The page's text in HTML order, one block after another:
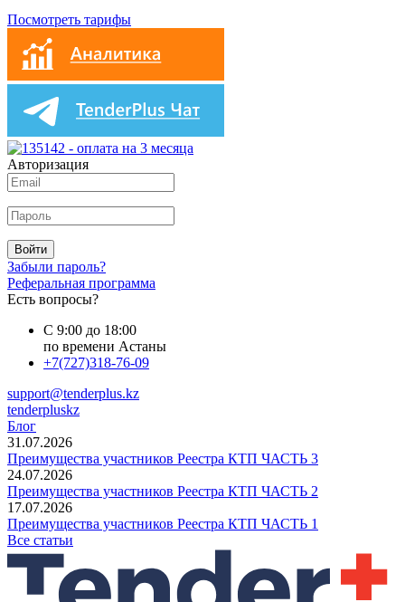
Посмотреть тарифы
Авторизация
Войти
Забыли пароль?
Реферальная программа
Есть вопросы?
С 9:00 до 18:00
по времени Астаны
+7(727)318-76-09
support@tenderplus.kz
tenderpluskz
Блог
31.07.2026
Преимущества участников Реестра КТП ЧАСТЬ 3
24.07.2026
Преимущества участников Реестра КТП ЧАСТЬ 2
17.07.2026
Преимущества участников Реестра КТП ЧАСТЬ 1
Все статьи